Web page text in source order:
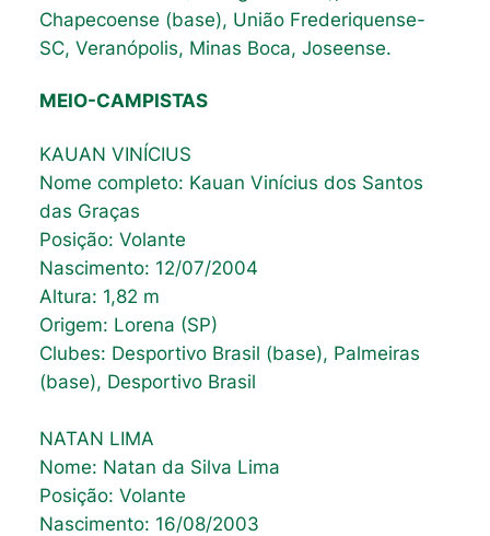
Chapecoense (base), União Frederiquense-
SC, Veranópolis, Minas Boca, Joseense.
MEIO-CAMPISTAS
KAUAN VINÍCIUS
Nome completo: Kauan Vinícius dos Santos
das Graças
Posição: Volante
Nascimento: 12/07/2004
Altura: 1,82 m
Origem: Lorena (SP)
Clubes: Desportivo Brasil (base), Palmeiras
(base), Desportivo Brasil
NATAN LIMA
Nome: Natan da Silva Lima
Posição: Volante
Nascimento: 16/08/2003